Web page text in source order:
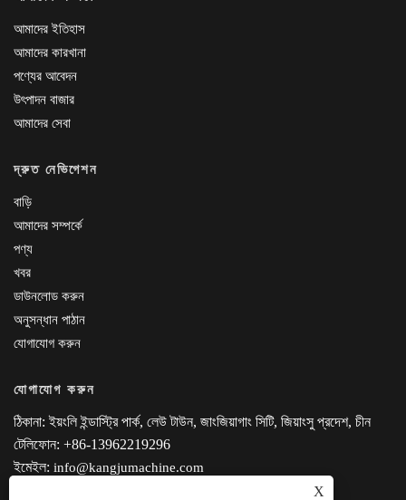
X
আমাদের ইতিহাস
আমাদের কারখানা
পণ্যের আবেদন
উৎপাদন বাজার
আমাদের সেবা
দ্রুত নেভিগেশন
বাড়ি
আমাদের সম্পর্কে
পণ্য
খবর
ডাউনলোড করুন
অনুসন্ধান পাঠান
যোগাযোগ করুন
যোগাযোগ করুন
ঠিকানা: ইয়ংলি ইন্ডাস্ট্রি পার্ক, লেউ টাউন, জাংজিয়াগাং সিটি, জিয়াংসু প্রদেশ, চীন
টেলিফোন: +86-13962219296
ইমেইল: info@kangjumachine.com